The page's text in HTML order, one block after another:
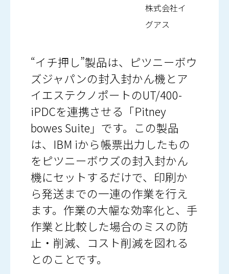
株式会社イ
グアス
“イチ押し”製品は、ピツニーボウ
ズジャパンの封入封かん機とア
イエステクノポートのUT/400-
iPDCを連携させる「Pitney
bowes Suite」です。この製品
は、IBM iから帳票出力したもの
をピツニーボウズの封入封かん
機にセットするだけで、印刷か
ら発送までの一連の作業を行え
ます。作業の大幅な効率化と、手
作業と比較した場合のミスの防
止・削減、コスト削減を図れる
とのことです。